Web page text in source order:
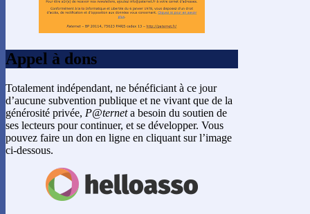
Appel à dons
Totalement indépendant, ne bénéficiant à ce jour
d’aucune subvention publique et ne vivant que de la
générosité privée, P@terneta besoin du soutien de
ses lecteurs pour continuer, et se développer. Vous
pouvez faire un don en ligne en cliquant sur l’image
ci-dessous.